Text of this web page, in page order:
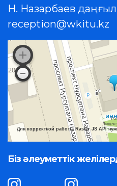
Н. Назарбаев
reception@wkitu.kz
Для корректной работы Raster JS API
Біз әлеуметтік